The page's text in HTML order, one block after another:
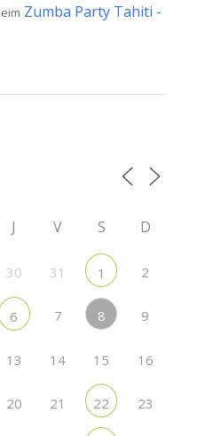
Zumba Party Tahiti -
J V S D
30 31 1 2
6 7 8 9
13 14 15 16
20 21 22 23